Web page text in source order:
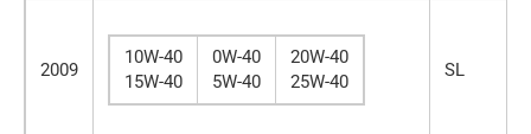
2009
10W-40
15W-40
0W-40
5W-40
20W-40
25W-40
SL